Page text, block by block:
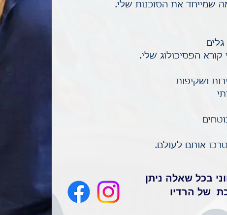
שמייחד את הסוכנות שלי.
קורא הפסיכולוג שלי.
ושקיפות
אותם לעולם.
בכל שאלה ניתן
של הרדיו